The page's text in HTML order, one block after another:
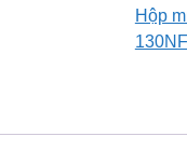
17A
máy
Hộp
130NF